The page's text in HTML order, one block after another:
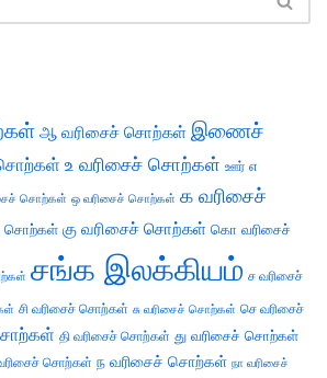
ஆ வரிசைச் சொற்கள் இணைச்
உ வரிசைச் சொற்கள் ஊர் எ
சொற்கள் ஒ வரிசைச் சொற்கள் க வரிசைச்
சொற்கள் கு வரிசைச் சொற்கள் கொ வரிசைச்
சங்க இலக்கியம் ச வரிசைச்
சி வரிசைச் சொற்கள் சு வரிசைச் சொற்கள் செ வரிசைச்
தி வரிசைச் சொற்கள் து வரிசைச் சொற்கள்
சொற்கள் ந வரிசைச் சொற்கள் நா வரிசைச்